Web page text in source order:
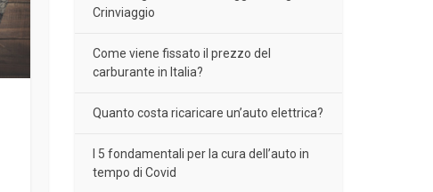
Crinviaggio
Come viene fissato il prezzo del
carburante in Italia?
Quanto costa ricaricare un’auto elettrica?
I 5 fondamentali per la cura dell’auto in
tempo di Covid